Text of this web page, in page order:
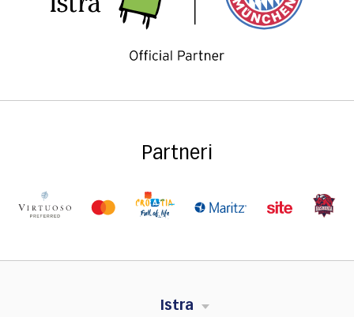
Partneri
Istra